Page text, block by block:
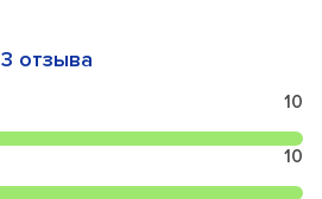
3 отзыва
10
10